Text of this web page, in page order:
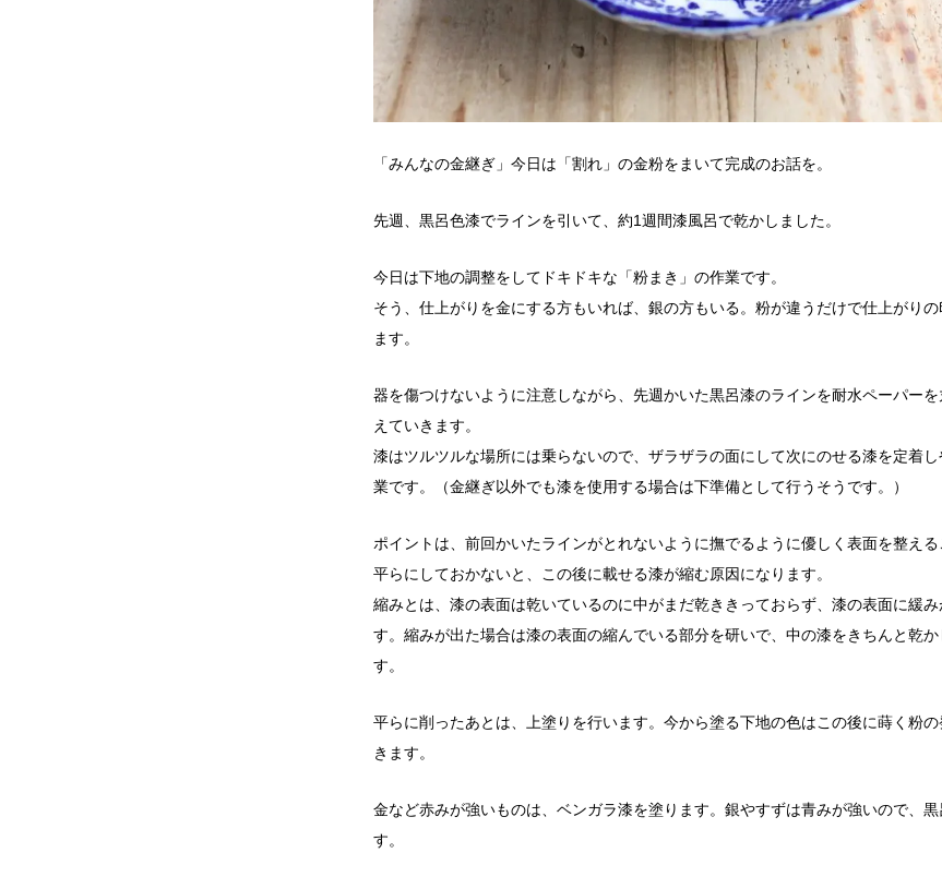
「みんなの金継ぎ」今日は「割れ」の金粉をまいて完成のお話を。
先週、黒呂色漆でラインを引いて、約1週間漆風呂で乾かしました。
今日は下地の調整をしてドキドキな「粉まき」の作業です。
そう、仕上がりを金にする方もいれば、銀の方もいる。粉が違うだけで仕上がり
ます。
器を傷つけないように注意しながら、先週かいた黒呂漆のラインを耐水ペーパー
えていきます。
漆はツルツルな場所には乗らないので、ザラザラの面にして次にのせる漆を定着
業です。（金継ぎ以外でも漆を使用する場合は下準備として行うそうです。）
ポイントは、前回かいたラインがとれないように撫でるように優しく表面を整える
平らにしておかないと、この後に載せる漆が縮む原因になります。
縮みとは、漆の表面は乾いているのに中がまだ乾ききっておらず、漆の表面に緩
す。縮みが出た場合は漆の表面の縮んでいる部分を研いで、中の漆をきちんと乾か
す。
平らに削ったあとは、上塗りを行います。今から塗る下地の色はこの後に蒔く粉
きます。
金など赤みが強いものは、ベンガラ漆を塗ります。銀やすずは青みが強いので、
す。